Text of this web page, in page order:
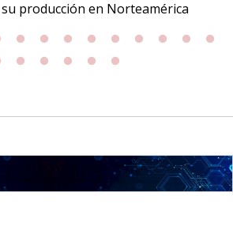
grado 304. Requisitos:
Jalisco
producción en Norteamérica